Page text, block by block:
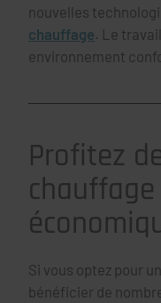
nouvelles
chauffage. Le
environnement
Profitez
Si vous optez pour
bénéficier de